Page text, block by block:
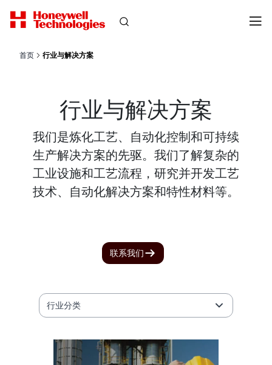
首页 行业与解决方案
行业与解决方案
我们是炼化工艺、自动化控制和可持续
生产解决方案的先驱。我们了解复杂的
工业设施和工艺流程，研究并开发工艺
技术、自动化解决方案和特性材料等。
联系我们
行业分类